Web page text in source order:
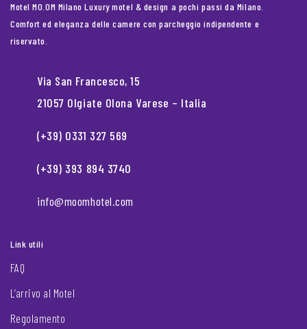
Motel MO.OM Milano Luxury motel & design a pochi passi da Milano.
Comfort ed eleganza delle camere con parcheggio indipendente e
riservato.
Via San Francesco, 15
21057 Olgiate Olona Varese – Italia
(+39) 0331 327 569
(+39) 393 894 3740
info@moomhotel.com
Link utili
FAQ
L’arrivo al Motel
Regolamento